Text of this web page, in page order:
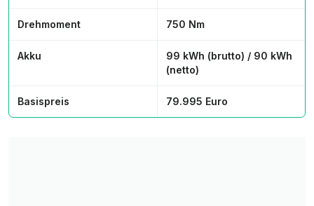
Drehmoment 750 Nm
Akku
99 kWh (brutto) / 90 kWh
(netto)
Basispreis 79.995 Euro